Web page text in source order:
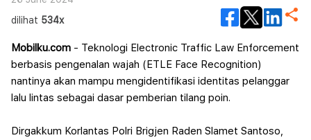
dilihat 534x
Mobilku.com - Teknologi Electronic Traffic Law Enforcement
berbasis pengenalan wajah (ETLE Face Recognition)
nantinya akan mampu mengidentifikasi identitas pelanggar
lalu lintas sebagai dasar pemberian tilang poin.
Dirgakkum Korlantas Polri Brigjen Raden Slamet Santoso,